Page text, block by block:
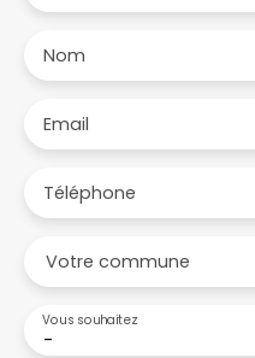
Nom
Email
Téléphone
Votre commune
-
Vous souhaitez